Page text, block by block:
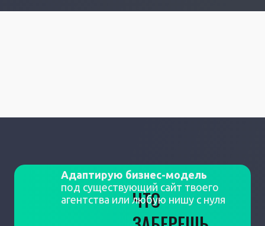
ЧТО
Адаптирую бизнес-модель
под существующий сайт твоего
агентства или любую нишу с нуля